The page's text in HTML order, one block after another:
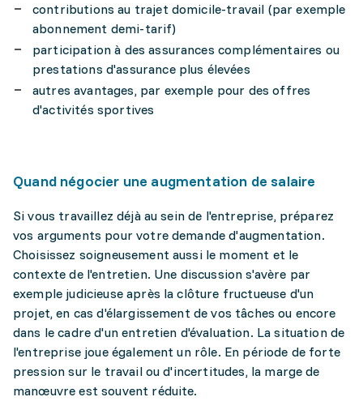
contributions au trajet domicile-travail (par exemple
abonnement demi-tarif)
participation à des assurances complémentaires ou
prestations d'assurance plus élevées
autres avantages, par exemple pour des offres
d'activités sportives
Quand négocier une augmentation de salaire
Si vous travaillez déjà au sein de l'entreprise, préparez
vos arguments pour votre demande d'augmentation.
Choisissez soigneusement aussi le moment et le
contexte de l'entretien. Une discussion s'avère par
exemple judicieuse après la clôture fructueuse d'un
projet, en cas d'élargissement de vos tâches ou encore
dans le cadre d'un entretien d'évaluation. La situation de
l'entreprise joue également un rôle. En période de forte
pression sur le travail ou d'incertitudes, la marge de
manœuvre est souvent réduite.